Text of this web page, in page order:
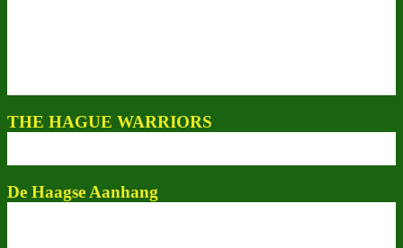
THE HAGUE WARRIORS
De Haagse Aanhang